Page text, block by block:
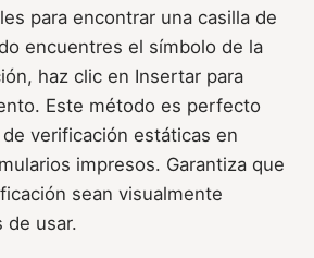
para encontrar una casilla de
encuentres el símbolo de la
haz clic en Insertar para
Este método es perfecto
verificación estáticas en
impresos. Garantiza que
sean visualmente
de usar.